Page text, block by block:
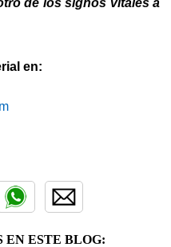
en:
EN ESTE BLOG: